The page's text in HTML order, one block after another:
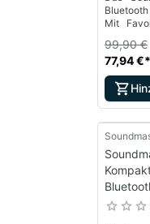
Mit
entdecken!
77,94 €*
99,90 €